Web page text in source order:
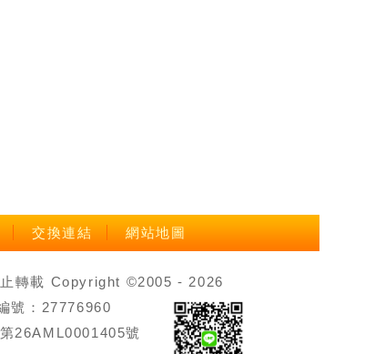
交換連結 網站地圖
轉載 Copyright ©2005 - 2026
：27776960
26AML0001405號